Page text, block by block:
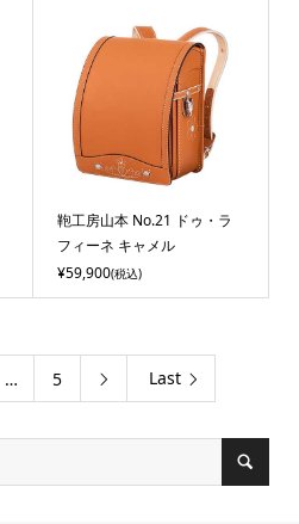
鞄工房山本 No.21 ドゥ・ラ
フィーネ キャメル
¥59,900(税込)
… 5  Last